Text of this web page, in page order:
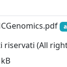
riservati (All